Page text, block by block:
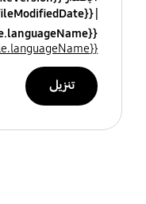
{{file.fileModifiedDate}}
{{file.languageName}}
{{file.languageName}}
تنزيل